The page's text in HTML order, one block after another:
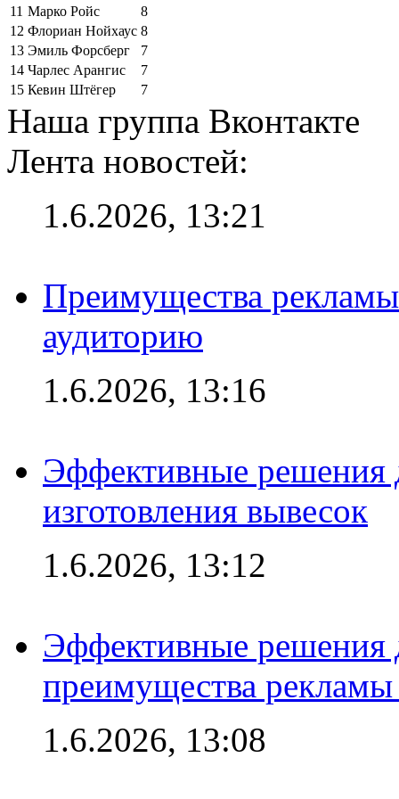
11 Марко Ройс
8
12 Флориан Нойхаус 8
13 Эмиль Форсберг
7
14 Чарлес Арангис
7
15 Кевин Штёгер 7
Наша группа Вконтакте
Лента новостей:
1.6.2026, 13:21
Преимущества
аудиторию
1.6.2026, 13:16
Эффективные решения
изготовления вывесок
1.6.2026, 13:12
Эффективные решения
преимущества рекламы
1.6.2026, 13:08